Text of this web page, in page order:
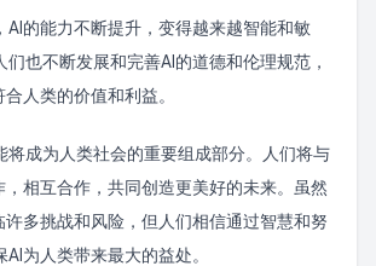
AI的能力不断提升，变得越来越智能和敏
也不断发展和完善AI的道德和伦理规范，
人类的价值和利益。
将成为人类社会的重要组成部分。人们将与
，相互合作，共同创造更美好的未来。虽然
许多挑战和风险，但人们相信通过智慧和努
为人类带来最大的益处。